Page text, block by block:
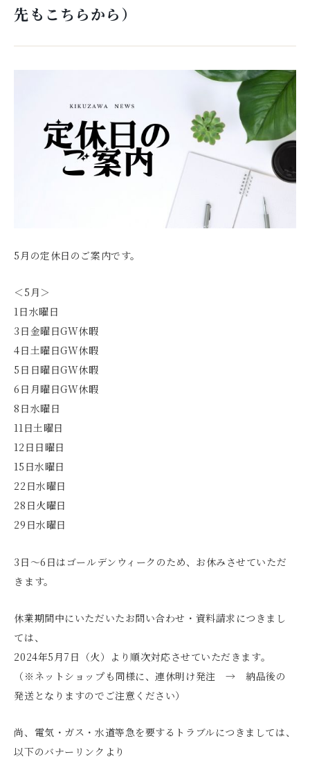
先もこちらから）
5月の定休日のご案内です。
＜5月＞
1日水曜日
3日金曜日GW休暇
4日土曜日GW休暇
5日日曜日GW休暇
6日月曜日GW休暇
8日水曜日
11日土曜日
12日日曜日
15日水曜日
22日水曜日
28日火曜日
29日水曜日
3日～6日はゴールデンウィークのため、お休みさせていただ
きます。
休業期間中にいただいたお問い合わせ・資料請求につきまし
ては、
2024年5月7日（火）より順次対応させていただきます。
（※ネットショップも同様に、連休明け発注 → 納品後の
発送となりますのでご注意ください）
尚、電気・ガス・水道等急を要するトラブルにつきましては、
以下のバナーリンクより